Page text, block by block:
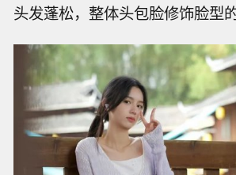
头发蓬松，整体头包脸修饰脸型